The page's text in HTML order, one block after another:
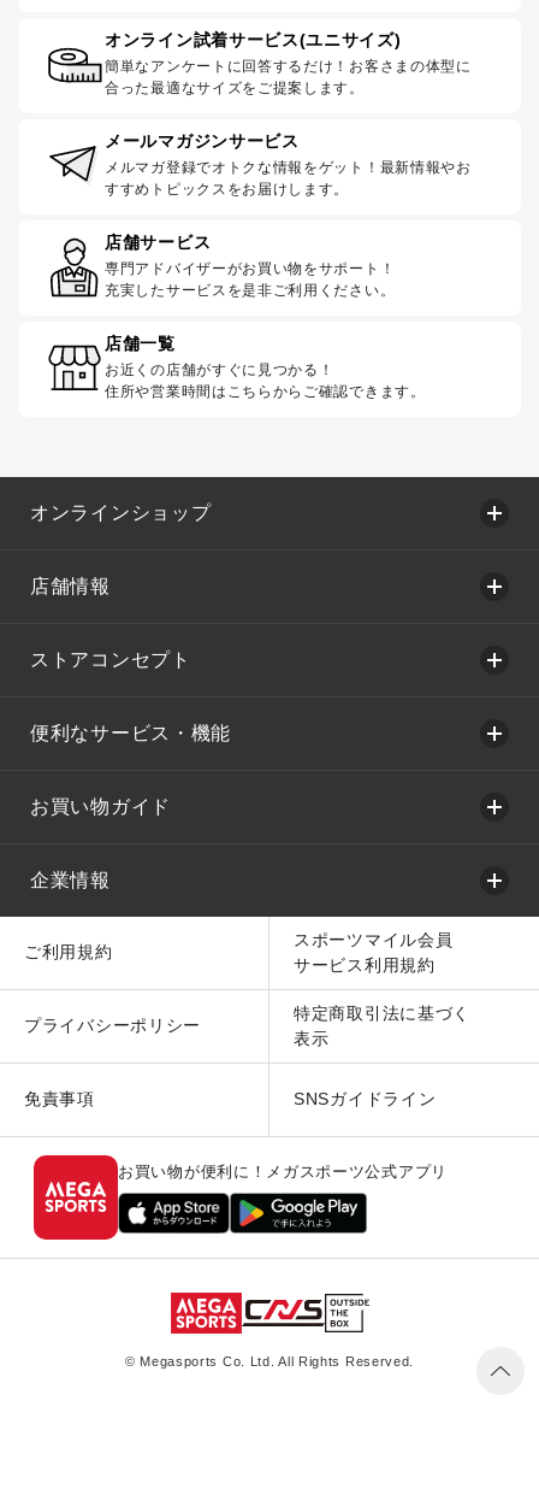
オンライン試着サービス(ユニサイズ)
簡単なアンケートに回答するだけ！お客さまの体型に
合った最適なサイズをご提案します。
メールマガジンサービス
メルマガ登録でオトクな情報をゲット！最新情報やお
すすめトピックスをお届けします。
店舗サービス
専門アドバイザーがお買い物をサポート！
充実したサービスを是非ご利用ください。
店舗一覧
お近くの店舗がすぐに見つかる！
住所や営業時間はこちらからご確認できます。
オンラインショップ
店舗情報
ストアコンセプト
便利なサービス・機能
お買い物ガイド
企業情報
ご利用規約
スポーツマイル会員
サービス利用規約
プライバシーポリシー
特定商取引法に基づく
表示
免責事項 SNSガイドライン
お買い物が便利に！メガスポーツ公式アプリ
© Megasports Co. Ltd. All Rights Reserved.